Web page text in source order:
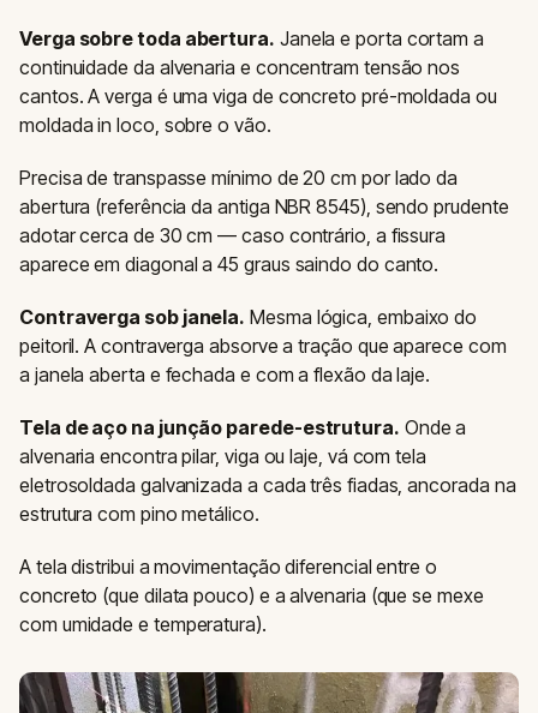
Verga sobre toda abertura. Janela e porta cortam a
continuidade da alvenaria e concentram tensão nos
cantos. A verga é uma viga de concreto pré-moldada ou
moldada in loco, sobre o vão.
Precisa de transpasse mínimo de 20 cm por lado da
abertura (referência da antiga NBR 8545), sendo prudente
adotar cerca de 30 cm — caso contrário, a fissura
aparece em diagonal a 45 graus saindo do canto.
Contraverga sob janela. Mesma lógica, embaixo do
peitoril. A contraverga absorve a tração que aparece com
a janela aberta e fechada e com a flexão da laje.
Tela de aço na junção parede-estrutura. Onde a
alvenaria encontra pilar, viga ou laje, vá com tela
eletrosoldada galvanizada a cada três fiadas, ancorada na
estrutura com pino metálico.
A tela distribui a movimentação diferencial entre o
concreto (que dilata pouco) e a alvenaria (que se mexe
com umidade e temperatura).